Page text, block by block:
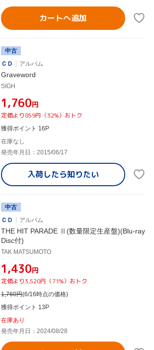
カートへ追加
中古
ＣＤ
アルバム
Graveword
SIGH
¥1,760円
定価より859円（32%）おトク
獲得ポイント 16P
在庫なし
発売年月日：2015/06/17
入荷したら知りたい
中古
ＣＤ
アルバム
THE HIT PARADE Ⅱ(数量限定生産盤)(Blu-ray
Disc付)
TAK MATSUMOTO
¥1,430円
定価より3,520円（71%）おトク
1,760円(6/16時点の価格)
獲得ポイント 13P
在庫あり
発売年月日：2024/08/28